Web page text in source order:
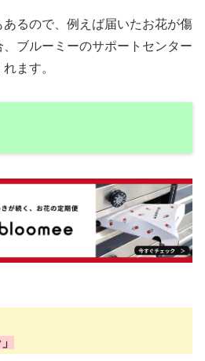
あるので、例えば届いたお花が傷
ブルーミーのサポートセンター
ます。